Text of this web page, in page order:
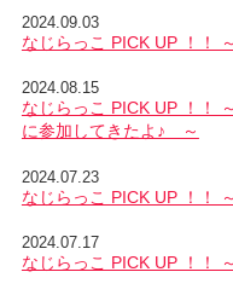
2024.09.03
なじらっこ PICK UP ！
2024.08.15
なじらっこ PICK UP ！
に参加してきたよ♪ ～
2024.07.23
なじらっこ PICK UP ！
2024.07.17
なじらっこ PICK UP ！